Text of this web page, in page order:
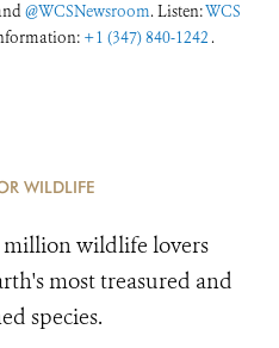
@WCSNewsroom. Listen:WCS
+1 (347) 840-1242 .
WILDLIFE
million wildlife lovers
most treasured and
species.